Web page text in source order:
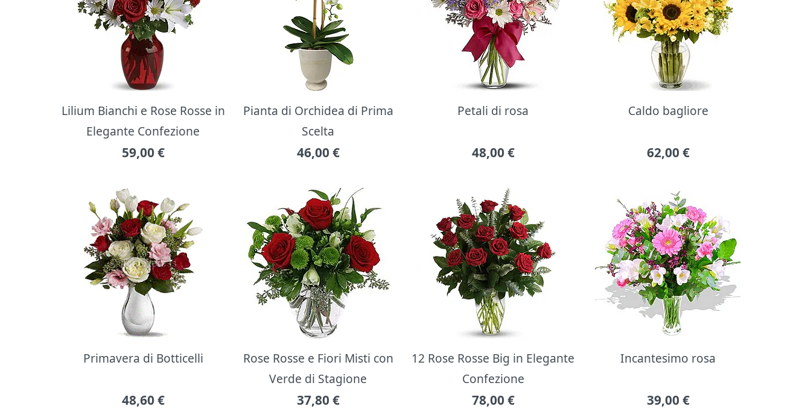
Lilium Bianchi e Rose Rosse in
Elegante Confezione
59,00 €
Pianta di Orchidea di Prima
Scelta
46,00 €
Petali di rosa
48,00 €
Caldo bagliore
62,00 €
Primavera di Botticelli
48,60 €
Rose Rosse e Fiori Misti con
Verde di Stagione
37,80 €
12 Rose Rosse Big in Elegante
Confezione
78,00 €
Incantesimo rosa
39,00 €